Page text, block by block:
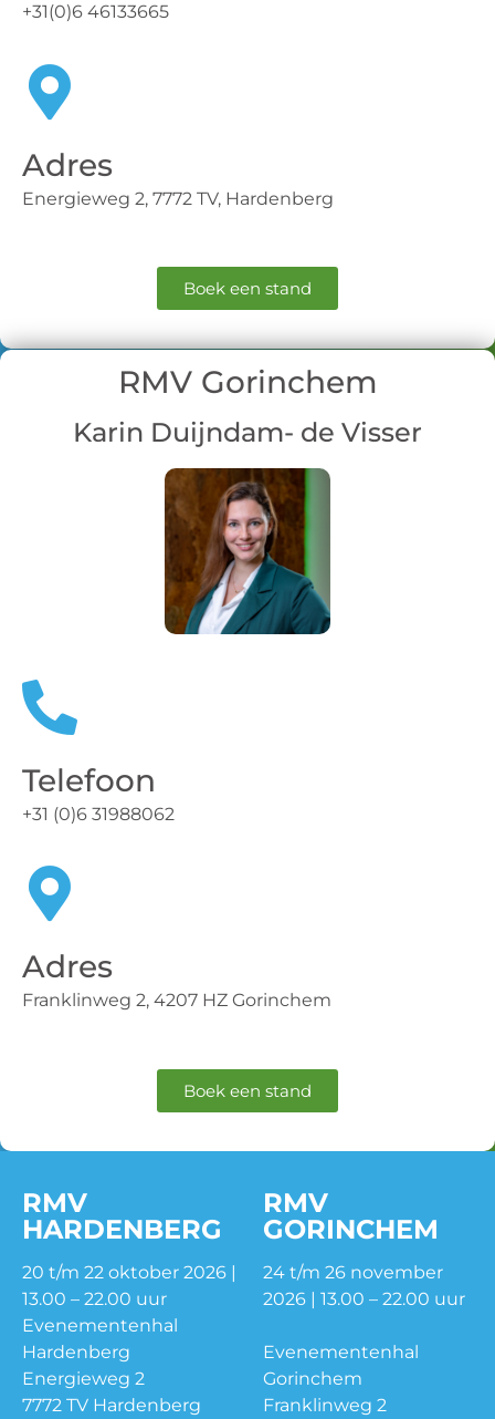
+31(0)6 46133665
Adres
Energieweg 2, 7772 TV, Hardenberg
Boek een stand
RMV Gorinchem
Karin Duijndam- de Visser
Telefoon
+31 (0)6 31988062
Adres
Franklinweg 2, 4207 HZ Gorinchem
Boek een stand
RMV
HARDENBERG
20 t/m 22 oktober 2026 |
13.00 – 22.00 uur
Evenementenhal
Hardenberg
Energieweg 2
7772 TV Hardenberg
RMV
GORINCHEM
24 t/m 26 november
2026 | 13.00 – 22.00 uur
Evenementenhal
Gorinchem
Franklinweg 2